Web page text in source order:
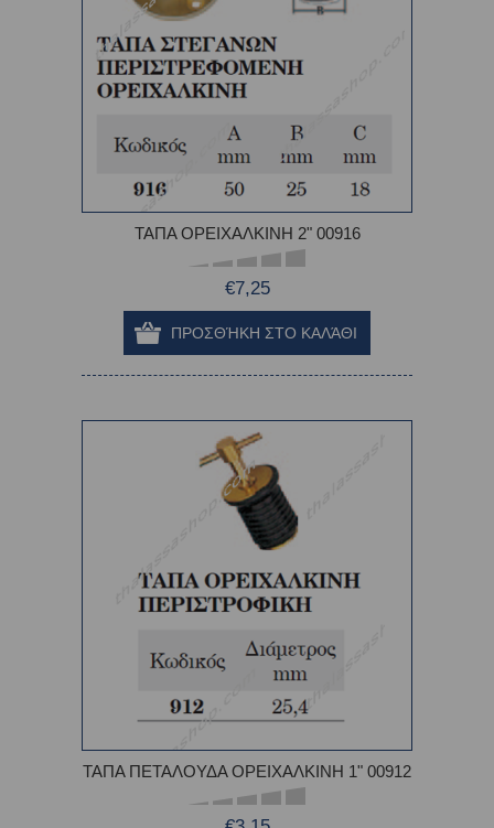
ΤΑΠΑ ΟΡΕΙΧΑΛΚΙΝΗ 2" 00916
€7,25
ΤΑΠΑ ΠΕΤΑΛΟΥΔΑ ΟΡΕΙΧΑΛΚΙΝΗ 1" 00912